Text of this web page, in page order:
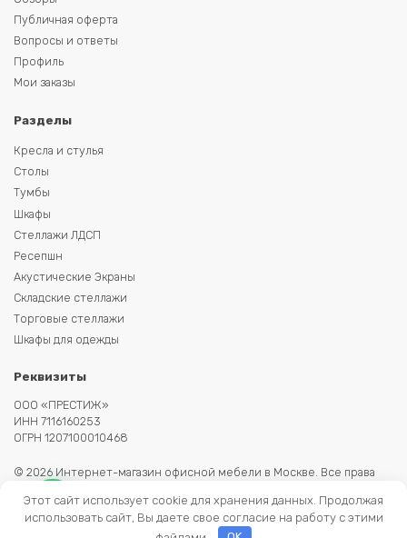
Публичная оферта
Вопросы и ответы
Профиль
Мои заказы
Разделы
Кресла и стулья
Столы
Тумбы
Шкафы
Стеллажи ЛДСП
Ресепшн
Акустические Экраны
Складские стеллажи
Торговые стеллажи
Шкафы для одежды
Реквизиты
ООО «ПРЕСТИЖ»
ИНН 7116160253
ОГРН 1207100010468
© 2026 Интернет-магазин офисной мебели в Москве. Все права
сайте не является публичной офертой.
Этот сайт использует cookie для хранения данных. Продолжая
использовать сайт, Вы даете свое согласие на работу с этими